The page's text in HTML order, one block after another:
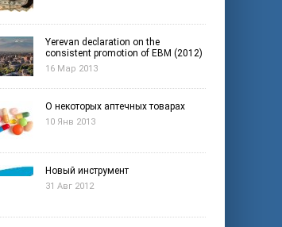
Yerevan declaration on the
consistent promotion of EBM (2012)
16 Мар 2013
О некоторых аптечных товарах
10 Янв 2013
Новый инструмент
31 Авг 2012